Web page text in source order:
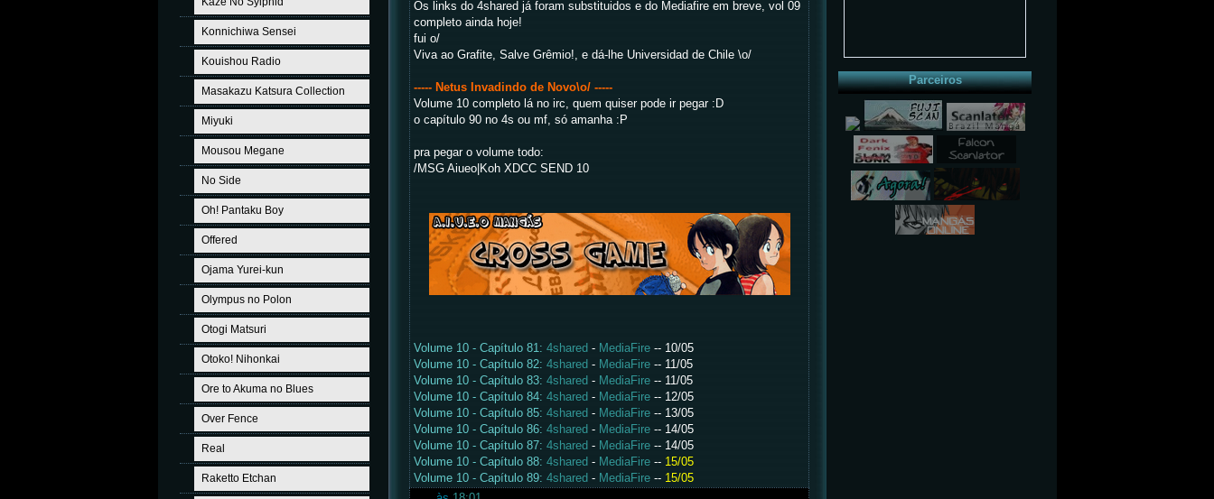
Konnichiwa Sensei
Kouishou Radio
Masakazu Katsura Collection
Miyuki
Mousou Megane
No Side
Oh! Pantaku Boy
Offered
Ojama Yurei-kun
Olympus no Polon
Otogi Matsuri
Otoko! Nihonkai
Ore to Akuma no Blues
Over Fence
Real
Raketto Etchan
Os links do 4shared já foram substituidos e do Mediafire em breve, vol 09
completo ainda hoje!
fui o/
Viva ao Grafite, Salve Grêmio!, e dá-lhe Universidad de Chile \o/
----- Netus Invadindo de Novo\o/ -----
Volume 10 completo lá no irc, quem quiser pode ir pegar :D
o capítulo 90 no 4s ou mf, só amanha :P
pra pegar o volume todo:
/MSG Aiueo|Koh XDCC SEND 10
Volume 10 - Capítulo 81: 4shared - MediaFire -- 10/05
Volume 10 - Capítulo 82: 4shared - MediaFire -- 11/05
Volume 10 - Capítulo 83: 4shared - MediaFire -- 11/05
Volume 10 - Capítulo 84: 4shared - MediaFire -- 12/05
Volume 10 - Capítulo 85: 4shared - MediaFire -- 13/05
Volume 10 - Capítulo 86: 4shared - MediaFire -- 14/05
Volume 10 - Capítulo 87: 4shared - MediaFire -- 14/05
Volume 10 - Capítulo 88: 4shared - MediaFire -- 15/05
Volume 10 - Capítulo 89: 4shared - MediaFire -- 15/05
Parceiros